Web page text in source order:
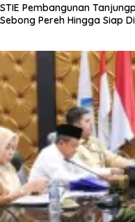
STIE Pembangunan
Sebong Pereh Hingga Siap